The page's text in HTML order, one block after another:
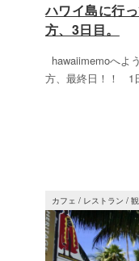
ハワイ島に行
方、3日目。
hawaiimemoへよ
方、最終日！！ 1
カフェ / レストラン /